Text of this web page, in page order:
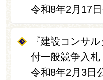
令和8年2月17
『建設コンサ
付一般競争入
令和8年2月3日